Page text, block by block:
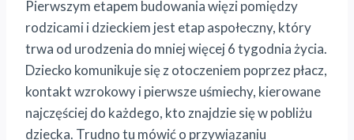
Pierwszym etapem budowania więzi pomiędzy
rodzicami i dzieckiem jest etap aspołeczny, który
trwa od urodzenia do mniej więcej 6 tygodnia życia.
Dziecko komunikuje się z otoczeniem poprzez płacz,
kontakt wzrokowy i pierwsze uśmiechy, kierowane
najczęściej do każdego, kto znajdzie się w pobliżu
dziecka. Trudno tu mówić o przywiązaniu